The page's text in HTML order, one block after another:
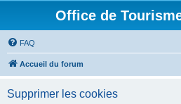
Office de
FAQ
Accueil du forum
Supprimer les cookies